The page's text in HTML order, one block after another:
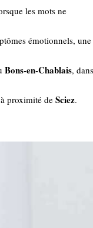
les mots ne
émotionnels, une
Bons-en-Chablais, dans
à proximité de Sciez.